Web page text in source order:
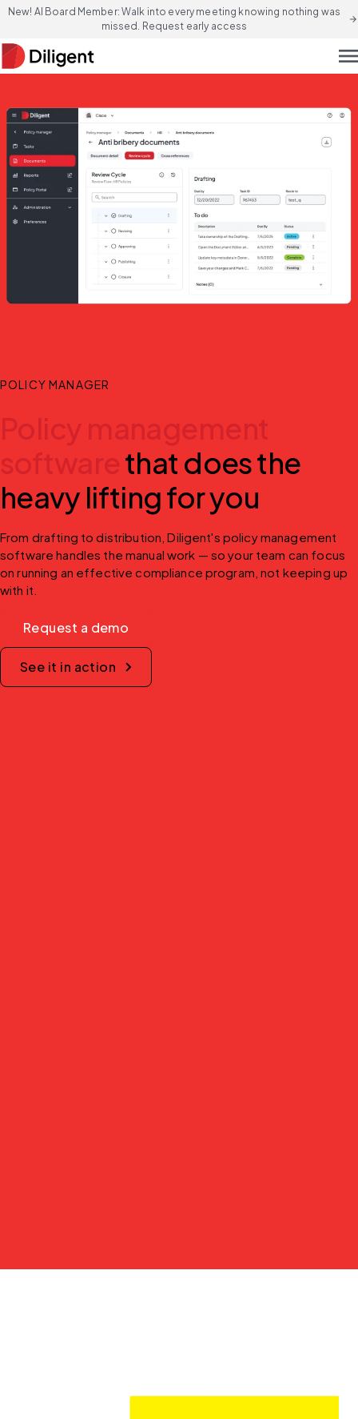
New! AI Board Member: Walk into every meeting knowing nothing was
missed. Request early access
arrow_forward
POLICY MANAGER
Policy management
softwarethat does the
heavy lifting for you
From drafting to distribution, Diligent's policy management
software handles the manual work — so your team can focus
on running an effective compliance program, not keeping up
with it.
Request a demo
See it in action